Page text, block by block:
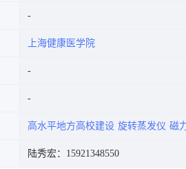
上海健康医学院
高水平地方高校建设 旋转蒸发仪 磁
陆秀宏：15921348550